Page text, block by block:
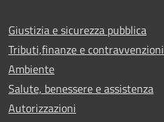
Giustizia e sicurezza pubblica
Tributi,finanze e contravvenzioni
Ambiente
Salute, benessere e assistenza
Autorizzazioni